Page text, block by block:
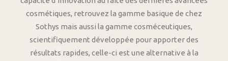
cosmétiques, retrouvez la gamme basique de chez
Sothys mais aussi la gamme cosméceutiques,
scientifiquement développée pour apporter des
résultats rapides, celle-ci est une alternative à la